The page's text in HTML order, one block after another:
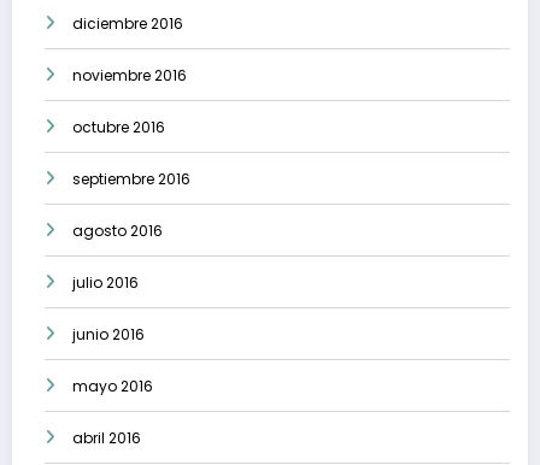
diciembre 2016
noviembre 2016
octubre 2016
septiembre 2016
agosto 2016
julio 2016
junio 2016
mayo 2016
abril 2016